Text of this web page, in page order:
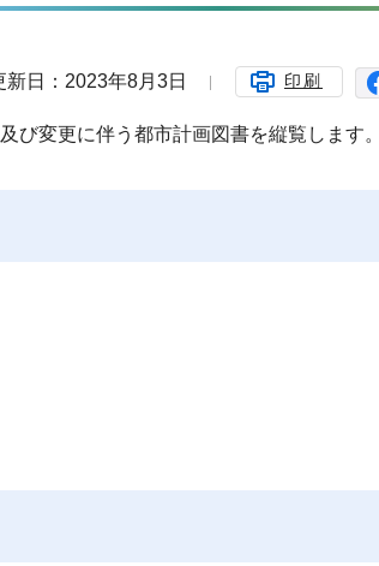
新日：2023年8月3日 印刷
び変更に伴う都市計画図書を縦覧します。